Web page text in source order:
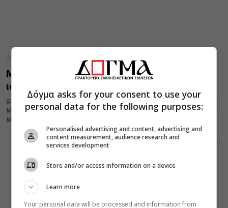
04 Μαΐου 2024
Μ. Σάββατο – Άγιο Φως: Μια μοναδική
ιστορική μελέτη
Άγιο Φως: μια από τις ιερότερες και σημαντικότερες τελετές της
Μεγάλης Εβδομάδας που συντελείται στην Ιερουσαλήμ, κατά το
Μεγάλο...
Δόγμα asks for your consent to use your
personal data for the following purposes:
Personalised advertising and content, advertising and
content measurement, audience research and
services development
Store and/or access information on a device
Learn more
Your personal data will be processed and information from